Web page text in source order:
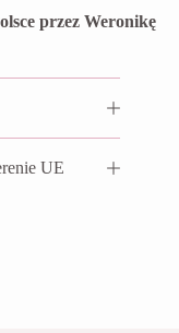
przez Weronikę
UE